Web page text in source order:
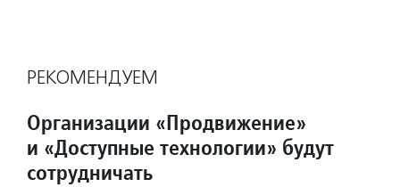
РЕКОМЕНДУЕМ
Организации «Продвижение»
и «Доступные технологии» будут
сотрудничать